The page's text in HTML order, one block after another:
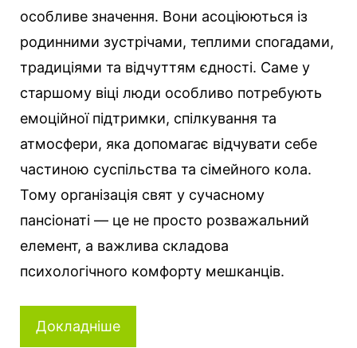
особливе значення. Вони асоціюються із
родинними зустрічами, теплими спогадами,
традиціями та відчуттям єдності. Саме у
старшому віці люди особливо потребують
емоційної підтримки, спілкування та
атмосфери, яка допомагає відчувати себе
частиною суспільства та сімейного кола.
Тому організація свят у сучасному
пансіонаті — це не просто розважальний
елемент, а важлива складова
психологічного комфорту мешканців.
Докладніше